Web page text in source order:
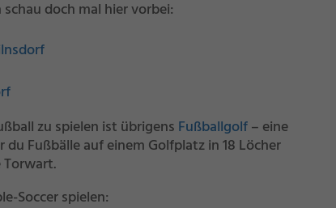
doch mal hier vorbei:
zu spielen ist übrigens Fußballgolf– eine
Fußbälle auf einem Golfplatz in 18 Löcher
Torwart.
Soccer spielen: